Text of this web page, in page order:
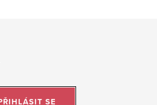
SE